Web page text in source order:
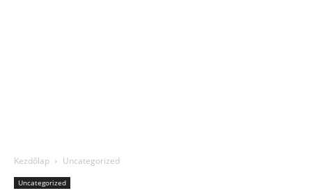
Kezdőlap Uncategorized
Uncategorized